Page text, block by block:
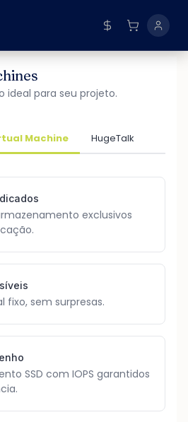
ideal para seu projeto.
Machine HugeTalk
exclusivos
fixo, sem surpresas.
SSD com IOPS garantidos